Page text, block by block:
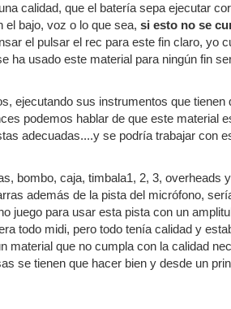
calidad, que el batería sepa ejecutar
el bajo, voz o lo que sea, si esto no se
el pulsar el rec para este fin claro, yo
ha usado este material para ningún fin
ejecutando sus instrumentos que tienen
podemos hablar de que este material
adecuadas....y se podría trabajar con
bombo, caja, timbala1, 2, 3, overheads
además de la pista del micrófono,
juego para usar esta pista con un
todo midi, pero todo tenía calidad y
material que no cumpla con la calidad
se tienen que hacer bien y desde un